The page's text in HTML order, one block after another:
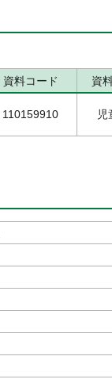
資料コード 資
110159910 児